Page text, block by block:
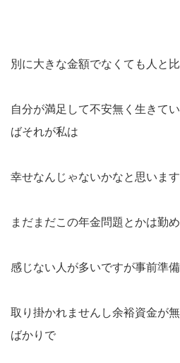
別に大きな金額でなくても人と
自分が満足して不安無く生きて
ばそれが私は
幸せなんじゃないかなと思います
まだまだこの年金問題とかは勤
感じない人が多いですが事前準
取り掛かれませんし余裕資金が
ばかりで